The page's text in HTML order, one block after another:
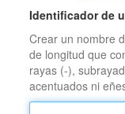
Identificador de
Crear un nombre
de longitud que
rayas (-),
acentuados ni